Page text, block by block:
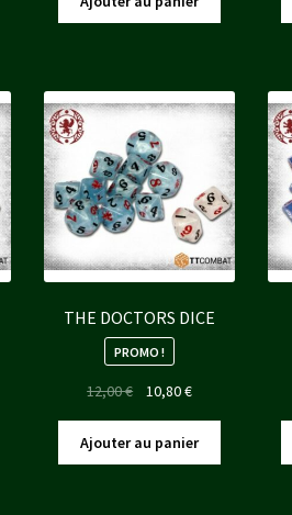
était :
est :
THE DOCTORS DICE
PROMO !
12,00€
Le
initial
était :
10,80€Le
actuel
est :
Ajouter au panier